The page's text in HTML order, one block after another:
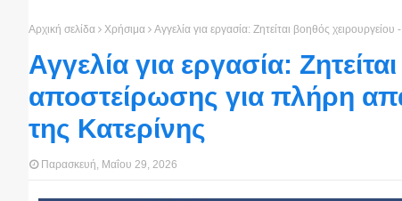
Αρχική σελίδα Χρήσιμα Αγγελία για εργασία: Ζητείται βοηθός
Αγγελία για εργασία:
αποστείρωσης για πλήρη
της Κατερίνης
Παρασκευή, Μαΐου 29, 2026